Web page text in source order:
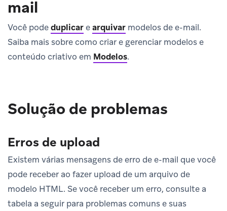
mail
Você podeduplicarearquivar modelos de e-mail.
Saiba mais sobre como criar e gerenciar modelos e
conteúdo criativo em Modelos.
Solução de problemas
Erros de upload
Existem várias mensagens de erro de e-mail que você
pode receber ao fazer upload de um arquivo de
modelo HTML. Se você receber um erro, consulte a
tabela a seguir para problemas comuns e suas